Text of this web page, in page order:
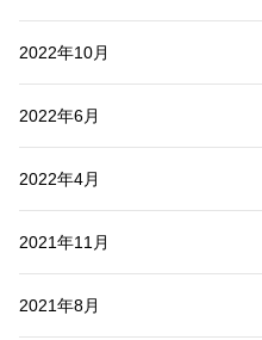
2022年10月
2022年6月
2022年4月
2021年11月
2021年8月